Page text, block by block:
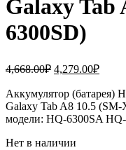
Galaxy Tab
6300SD)
4,668.00₽ Первоначальная
составляла
4,668.00₽.
4,279.00₽
Аккумулятор (батарея)
Galaxy Tab A8 10.5
модели: HQ-6300SA
Нет в наличии